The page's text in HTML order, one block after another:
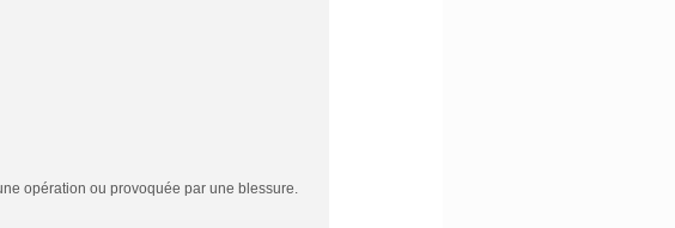
opération ou provoquée par une blessure.